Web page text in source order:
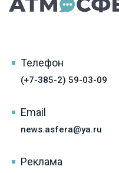
Телефон
(+7-385-2) 59-03-09
Email
news.asfera@ya.ru
Реклама